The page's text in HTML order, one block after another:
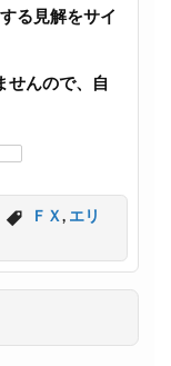
る見解をサイ
せんので、自
ＦＸ , エリ